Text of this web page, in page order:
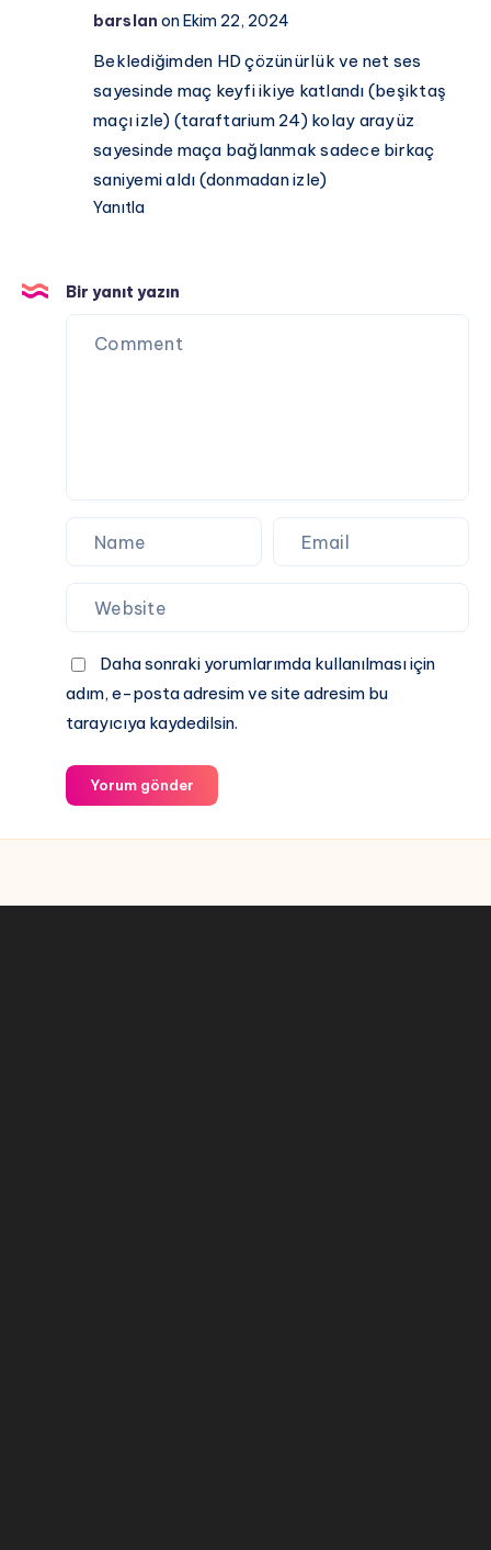
barslan on Ekim 22, 2024
Beklediğimden HD çözünürlük ve net ses
sayesinde maç keyfi ikiye katlandı (beşiktaş
maçı izle) (taraftarium 24) kolay arayüz
sayesinde maça bağlanmak sadece birkaç
saniyemi aldı (donmadan izle)
Yanıtla
Bir yanıt yazın
Daha sonraki yorumlarımda kullanılması için
adım, e-posta adresim ve site adresim bu
tarayıcıya kaydedilsin.
Yorum gönder